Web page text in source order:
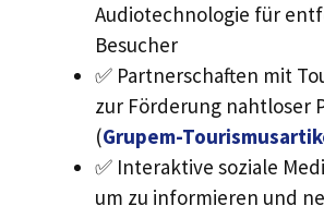
Audiotechnologie für
Besucher
✅ Partnerschaften mit
zur Förderung nahtloser
(Grupem-
✅ Interaktive soziale
um zu informieren und